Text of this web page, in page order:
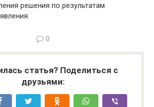
решения по результатам
0
статья? Поделиться с
друзьями: